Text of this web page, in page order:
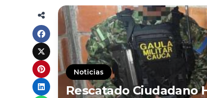
Noticias
Rescatado Ciudadano